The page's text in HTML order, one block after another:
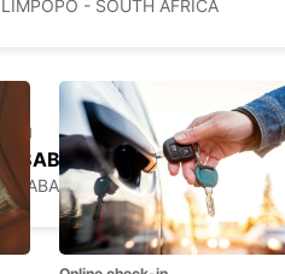
LIMPOPO - SOUTH AFRICA
MBABANE DOWNTOWN
MBABANE - ESWATINI